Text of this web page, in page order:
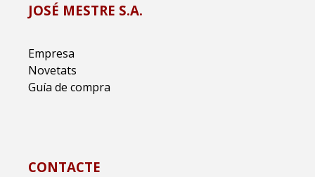
JOSÉ MESTRE S.A.
Empresa
Novetats
Guía de compra
CONTACTE